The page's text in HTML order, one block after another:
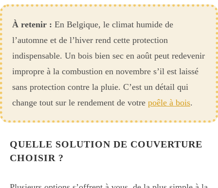
À retenir : En Belgique, le climat humide de
l’automne et de l’hiver rend cette protection
indispensable. Un bois bien sec en août peut redevenir
impropre à la combustion en novembre s’il est laissé
sans protection contre la pluie. C’est un détail qui
change tout sur le rendement de votre poêle à bois.
QUELLE SOLUTION DE COUVERTURE
CHOISIR ?